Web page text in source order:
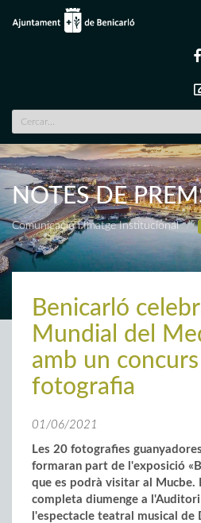
NOTES DE
Comunicació i Imatge Institucional
Benicarló
Mundial del
amb un
fotografia
01/06/2021
Les 20 fotografies
formaran part de l'exposició
que es podrà visitar al Mucbe.
completa diumenge a
l'espectacle teatral musical de